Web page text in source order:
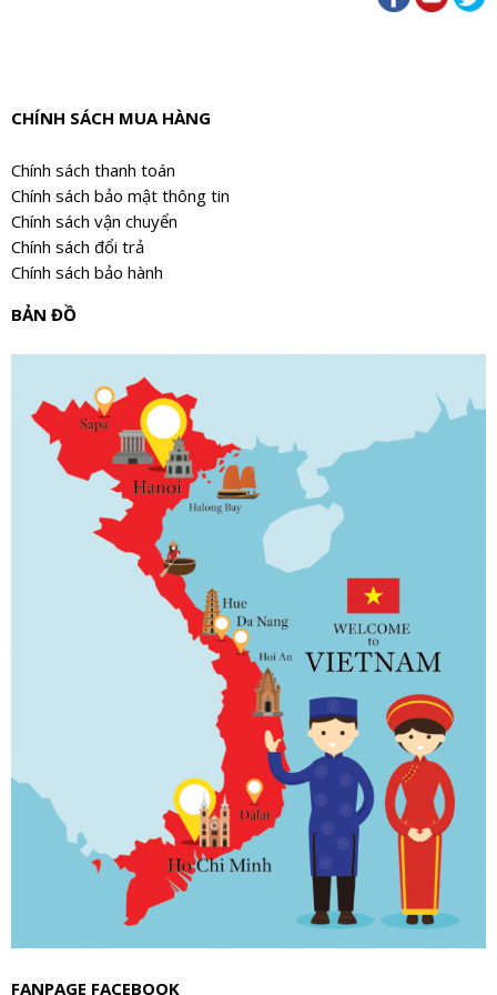
CHÍNH SÁCH MUA HÀNG
Chính sách thanh toán
Chính sách bảo mật thông tin
Chính sách vận chuyển
Chính sách đổi trả
Chính sách bảo hành
BẢN ĐỒ
FANPAGE FACEBOOK